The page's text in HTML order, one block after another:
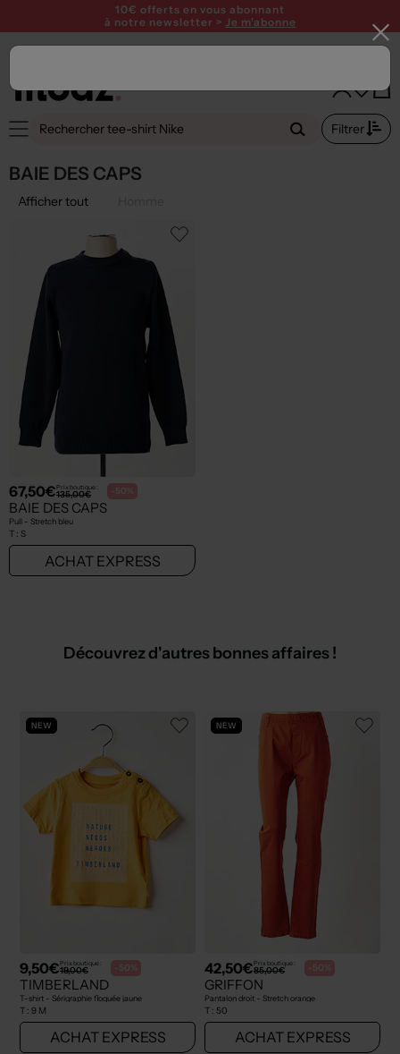
SUMMER26
10€ offerts en vous abonnant
Filtrer
BAIE DES CAPS
Afficher tout
67,50€Prix boutique :
135,00€ -50%
BAIE DES CAPS
Pull - Stretch bleu
T : S
ACHAT EXPRESS
Découvrez d'autres bonnes affaires !
NEW
9,50€Prix boutique :
19,00€ -50%
TIMBERLAND
T-shirt - Sérigraphie floquée jaune
T : 9 M
ACHAT EXPRESS
NEW
42,50€Prix boutique :
85,00€ -50%
GRIFFON
Pantalon droit - Stretch orange
T : 50
ACHAT EXPRESS